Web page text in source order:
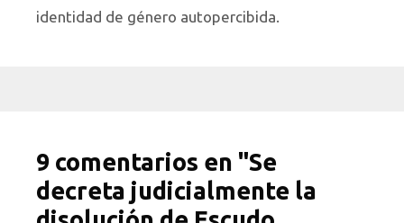
identidad de género autopercibida.
9 comentarios en "Se
decreta judicialmente la